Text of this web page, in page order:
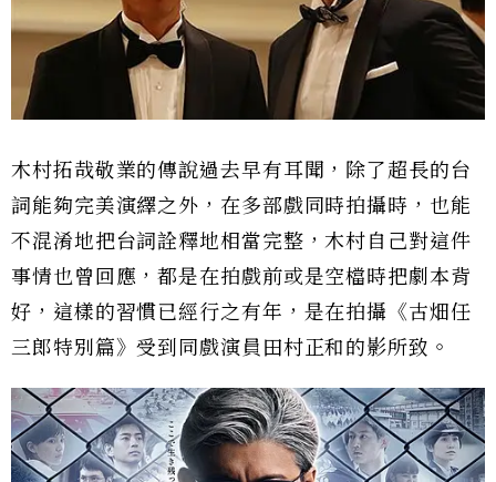
木村拓哉敬業的傳說過去早有耳聞，除了超長的台
詞能夠完美演繹之外，在多部戲同時拍攝時，也能
不混淆地把台詞詮釋地相當完整，木村自己對這件
事情也曾回應，都是在拍戲前或是空檔時把劇本背
好，這樣的習慣已經行之有年，是在拍攝《古畑任
三郎特別篇》受到同戲演員田村正和的影所致。